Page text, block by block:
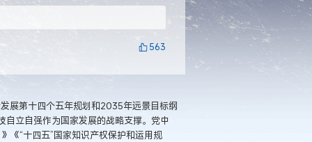
563
展第十四个五年规划和2035年远景目标纲
立自强作为国家发展的战略支撑。党中
《“十四五”国家知识产权保护和运用规